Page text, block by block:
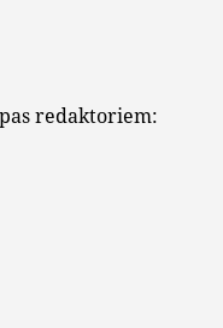
redaktoriem: